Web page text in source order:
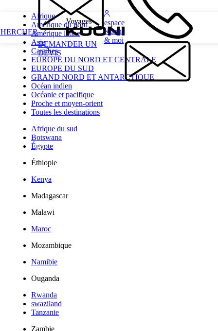
DEMANDER UN
DEVIS
espace
Kuoni
& moi
Afrique
Amérique du nord
Amérique latine
Asie
Caraïbes
EUROPE DU NORD ET CENTRALE
EUROPE DU SUD
GRAND NORD ET ANTARCTIQUE
Océan indien
Océanie et pacifique
Proche et moyen-orient
Toutes les destinations
Afrique du sud
Botswana
Égypte
Éthiopie
Kenya
Madagascar
Malawi
Maroc
Mozambique
Namibie
Ouganda
Rwanda
swaziland
Tanzanie
Zambie